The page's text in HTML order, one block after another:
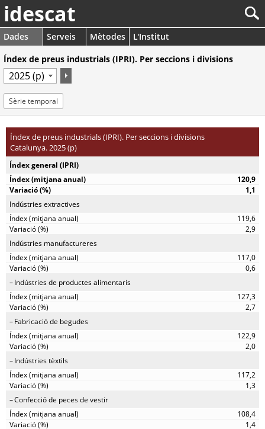
idescat
Dades Serveis Mètodes
L'Institut
Índex de preus industrials (IPRI). Per seccions i divisions
Sèrie temporal
Índex de preus industrials (IPRI). Per seccions i divisions
Catalunya. 2025 (p)
Índex general (IPRI)
120,9
1,1
Indústries extractives
119,6
2,9
Indústries manufactureres
117,0
0,6
Indústries de productes alimentaris
127,3
2,7
Fabricació de begudes
122,9
2,0
Indústries tèxtils
117,2
1,3
Confecció de peces de vestir
108,4
1,4